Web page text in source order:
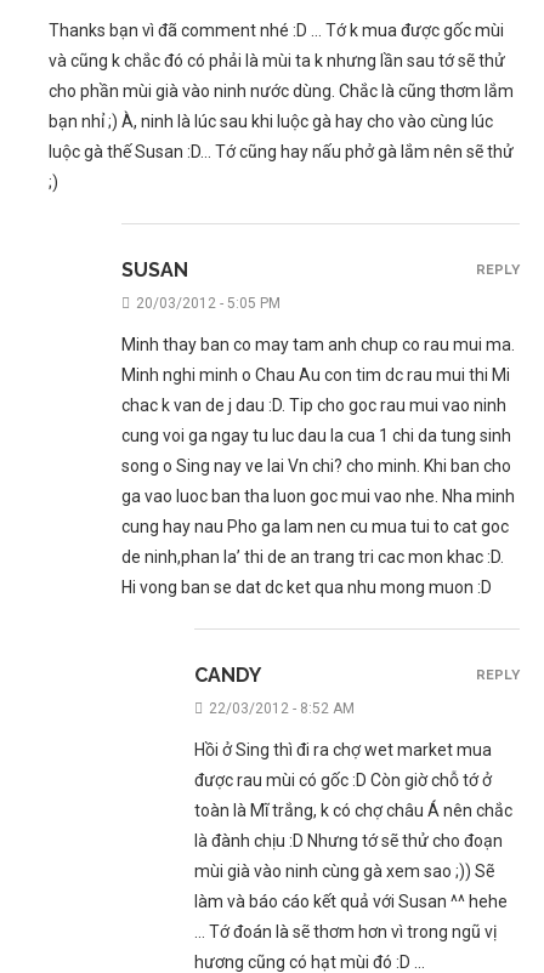
Thanks bạn vì đã comment nhé :D … Tớ k mua được gốc mùi
và cũng k chắc đó có phải là mùi ta k nhưng lần sau tớ sẽ thử
cho phần mùi già vào ninh nước dùng. Chắc là cũng thơm lắm
bạn nhỉ ;) À, ninh là lúc sau khi luộc gà hay cho vào cùng lúc
luộc gà thế Susan :D… Tớ cũng hay nấu phở gà lắm nên sẽ thử
;)
SUSAN
20/03/2012 - 5:05 PM
Minh thay ban co may tam anh chup co rau mui ma.
Minh nghi minh o Chau Au con tim dc rau mui thi Mi
chac k van de j dau :D. Tip cho goc rau mui vao ninh
cung voi ga ngay tu luc dau la cua 1 chi da tung sinh
song o Sing nay ve lai Vn chi? cho minh. Khi ban cho
ga vao luoc ban tha luon goc mui vao nhe. Nha minh
cung hay nau Pho ga lam nen cu mua tui to cat goc
de ninh,phan la’ thi de an trang tri cac mon khac :D.
Hi vong ban se dat dc ket qua nhu mong muon :D
REPLY
CANDY
22/03/2012 - 8:52 AM
Hồi ở Sing thì đi ra chợ wet market mua
được rau mùi có gốc :D Còn giờ chỗ tớ ở
toàn là Mĩ trắng, k có chợ châu Á nên chắc
là đành chịu :D Nhưng tớ sẽ thử cho đoạn
mùi già vào ninh cùng gà xem sao ;)) Sẽ
làm và báo cáo kết quả với Susan ^^ hehe
… Tớ đoán là sẽ thơm hơn vì trong ngũ vị
hương cũng có hạt mùi đó :D …
REPLY